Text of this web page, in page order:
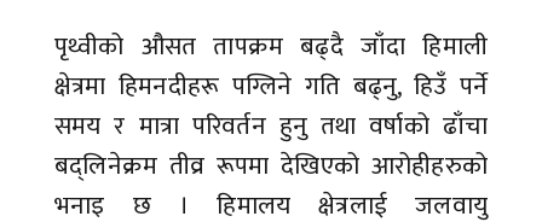
पृथ्वीको औसत तापक्रम बढ्दै जाँदा हिमाली
क्षेत्रमा हिमनदीहरू पग्लिने गति बढ्नु, हिउँ पर्ने
समय र मात्रा परिवर्तन हुनु तथा वर्षाको ढाँचा
बद्लिनेक्रम तीव्र रूपमा देखिएको आरोहीहरुको
भनाइ छ । हिमालय क्षेत्रलाई जलवायु